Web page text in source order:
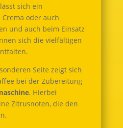
sich ein
oder auch
und auch beim Einsatz
sich die vielfältigen
Seite zeigt sich
bei der Zubereitung
. Hierbei
Zitrusnoten, die den